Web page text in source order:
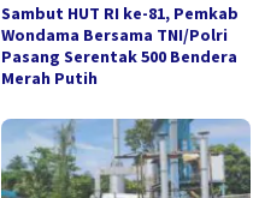
Sambut HUT RI ke-81, Pemkab
Wondama Bersama TNI/Polri
Pasang Serentak 500 Bendera
Merah Putih